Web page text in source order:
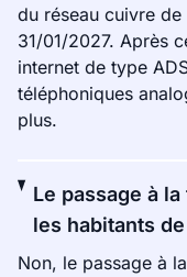
du réseau cuivre
31/01/2027. Après
internet de type
téléphoniques
plus.
Le passage à
les habitants
Non, le passage à